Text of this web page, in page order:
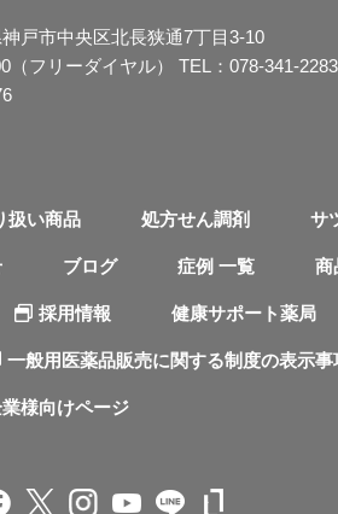
戸市中央区北長狭通7丁目3-10
（フリーダイヤル） TEL： 078-341-2283
扱い商品 処方せん調剤 サ
ブログ 症例 一覧 商
採用情報 健康サポート薬局
一般用医薬品販売に関する制度の表示事
様向けページ